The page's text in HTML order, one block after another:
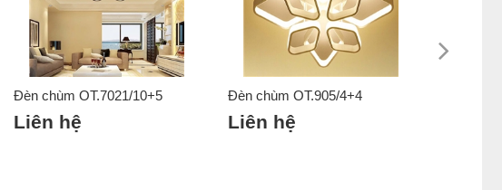
Đèn chùm ốp trần Đèn chùm phòng khách nhỏ
Đèn chùm OT.7021/10+5
Liên hệ
Đèn chùm OT.905/4+4
Liên hệ